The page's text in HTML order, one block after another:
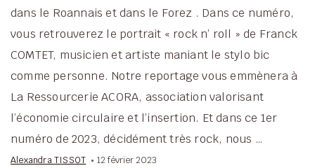
dans le Roannais et dans le Forez . Dans ce numéro,
vous retrouverez le portrait « rock n’ roll » de Franck
COMTET, musicien et artiste maniant le stylo bic
comme personne. Notre reportage vous emmènera à
La Ressourcerie ACORA, association valorisant
l’économie circulaire et l’insertion. Et dans ce 1er
numéro de 2023, décidément très rock, nous …
Alexandra TISSOT 12 février 2023